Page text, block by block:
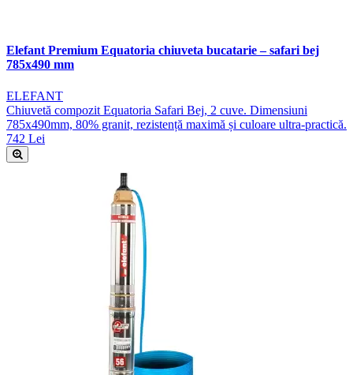
Elefant Premium Equatoria chiuveta bucatarie – safari bej
785x490 mm
ELEFANT
Chiuvetă compozit Equatoria Safari Bej, 2 cuve. Dimensiuni
785x490mm, 80% granit, rezistență maximă și culoare ultra-practică.
742 Lei